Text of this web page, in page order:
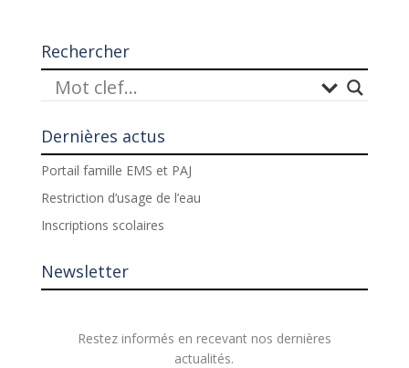
Rechercher
Dernières actus
Portail famille EMS et PAJ
Restriction d’usage de l’eau
Inscriptions scolaires
Newsletter
Restez informés en recevant nos dernières
actualités.